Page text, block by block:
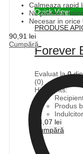
Quick View
PRODUSE
Forever
Evaluat la0
(0)
Highlights:
Produs
94,07 lei
Cumpără
Calmeaza rapid
Nu pateaza
Necesar in
90,91 lei
Cumpără